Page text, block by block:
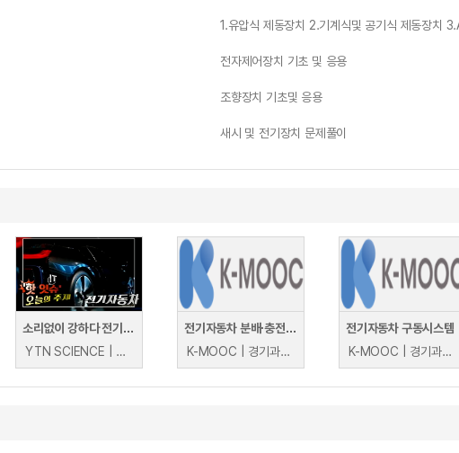
1.유압식 제동장치 2.기계식및 공기식 제동장치
전자제어장치 기초 및 응용
조향장치 기초및 응용
새시 및 전기장치 문제풀이
소리없이 강하다 전기 자동차
YTN SCIENCE | YTN SCIENCE
전기자동차 분배∙충전시스템
K-MOOC | 경기과학기술대학교(매치업) 박형배
전기자동차 구동시스템
K-MOOC | 경기과학기술대학교(매치업) 오만진, 유정서, 박동수